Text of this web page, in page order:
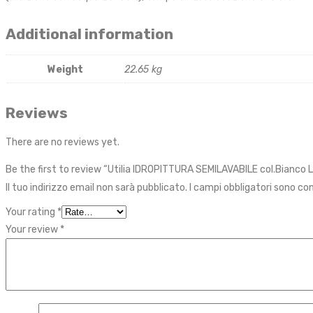
Additional information
Weight 22.65 kg
Reviews
There are no reviews yet.
Be the first to review “Utilia IDROPITTURA SEMILAVABILE col.Bianco
Il tuo indirizzo email non sarà pubblicato. I campi obbligatori sono
Your rating *
Your review *